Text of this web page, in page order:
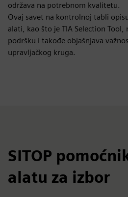
održava na potrebnom kvalitetu.
Ovaj savet na kontrolnoj tabli
alati, kao što je TIA Selection
podršku i takođe objašnjava
upravljačkog kruga.
SITOP
alatu za izbor